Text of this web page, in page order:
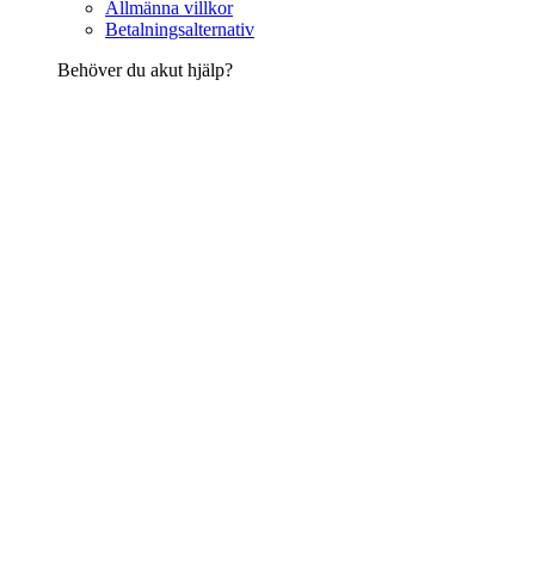
Allmänna villkor
Betalningsalternativ
Behöver du akut hjälp?